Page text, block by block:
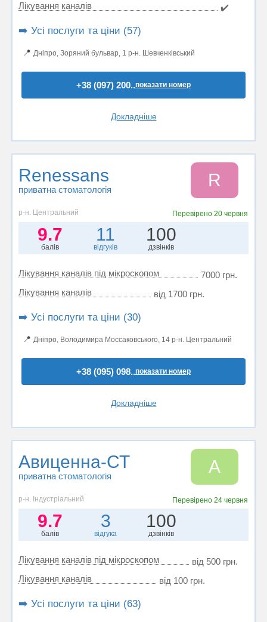
Лікування каналів ✔️
➡️ Усі послуги та ціни (57)
📍 Дніпро, Зоряний бульвар, 1 р-н. Шевченківський
+38 (097) 200..показати номер
Докладніше
Renessans
приватна стоматологія R
р-н. Центральний Перевірено20 червня
9.7
балів
11
відгуків
100
дзвінків
Лікування каналів під мікроскопом
7000 грн.
Лікування каналів
від 1700 грн.
➡️ Усі послуги та ціни (30)
📍 Дніпро, Володимира Моссаковського, 14 р-н. Центральний
+38 (095) 098..показати номер
Докладніше
Авиценна-СТ
приватна стоматологія А
р-н. Індустріальний Перевірено24 червня
9.7
балів
3
відгука
100
дзвінків
Лікування каналів під мікроскопом
від 500 грн.
Лікування каналів
від 100 грн.
➡️ Усі послуги та ціни (63)